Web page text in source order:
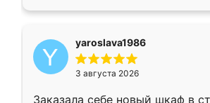
yaroslava1986
3 августа 2026
Заказала себе новый шкаф в